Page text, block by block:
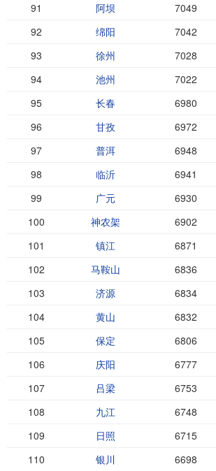
91 阿坝 7049
92 绵阳 7042
93 徐州 7028
94 池州 7022
95 长春 6980
96 甘孜 6972
97 普洱 6948
98 临沂 6941
99 广元 6930
100 神农架 6902
101 镇江 6871
102 马鞍山 6836
103 济源 6834
104 黄山 6832
105 保定 6806
106 庆阳 6777
107 吕梁 6753
108 九江 6748
109 日照 6715
110 银川 6698